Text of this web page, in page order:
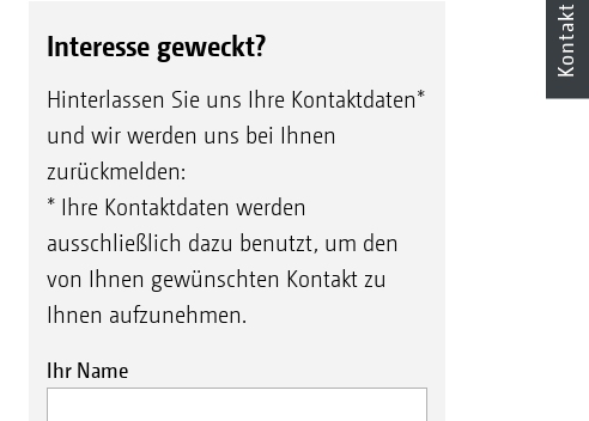
Interesse geweckt?
Hinterlassen Sie uns Ihre Kontaktdaten*
und wir werden uns bei Ihnen
zurückmelden:
* Ihre Kontaktdaten werden
ausschließlich dazu benutzt, um den
von Ihnen gewünschten Kontakt zu
Ihnen aufzunehmen.
Ihr Name
Kontakt